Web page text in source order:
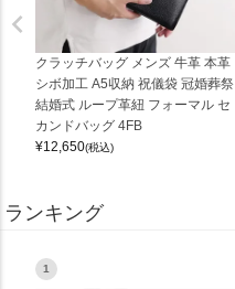
クラッチバッグ メンズ 牛革 本革
シボ加工 A5収納 祝儀袋 冠婚葬祭
結婚式 ループ革紐 フォーマル セ
カンドバッグ 4FB
¥12,650(税込)
ランキング
1